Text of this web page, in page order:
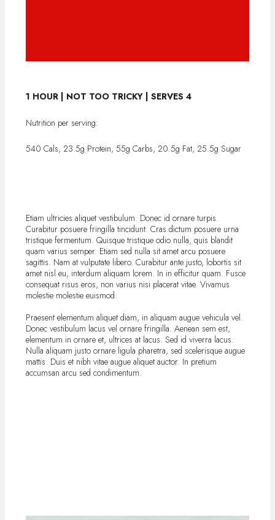
1 HOUR | NOT TOO TRICKY | SERVES 4
Nutrition per serving:
540 Cals, 23.5g Protein, 55g Carbs, 20.5g Fat, 25.5g Sugar
Etiam ultricies aliquet vestibulum. Donec id ornare turpis.
Curabitur posuere fringilla tincidunt. Cras dictum posuere urna
tristique fermentum. Quisque tristique odio nulla, quis blandit
quam varius semper. Etiam sed nulla sit amet arcu posuere
sagittis. Nam at vulputate libero. Curabitur ante justo, lobortis sit
amet nisl eu, interdum aliquam lorem. In in efficitur quam. Fusce
consequat risus eros, non varius nisi placerat vitae. Vivamus
molestie molestie euismod.
Praesent elementum aliquet diam, in aliquam augue vehicula vel.
Donec vestibulum lacus vel ornare fringilla. Aenean sem est,
elementum in ornare et, ultrices at lacus. Sed id viverra lacus.
Nulla aliquam justo ornare ligula pharetra, sed scelerisque augue
mattis. Duis et nibh vitae augue aliquet auctor. In pretium
accumsan arcu sed condimentum.